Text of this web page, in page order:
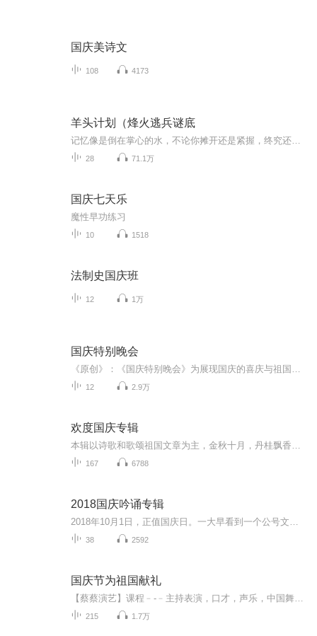
国庆美诗文
108 4173
羊头计划（烽火逃兵谜底
28 71.1万
国庆七天乐
魔性早功练习
10 1518
法制史国庆班
12 1万
国庆特别晚会
12 2.9万
欢度国庆专辑
167 6788
2018国庆吟诵专辑
38 2592
国庆节为祖国献礼
215 1.7万